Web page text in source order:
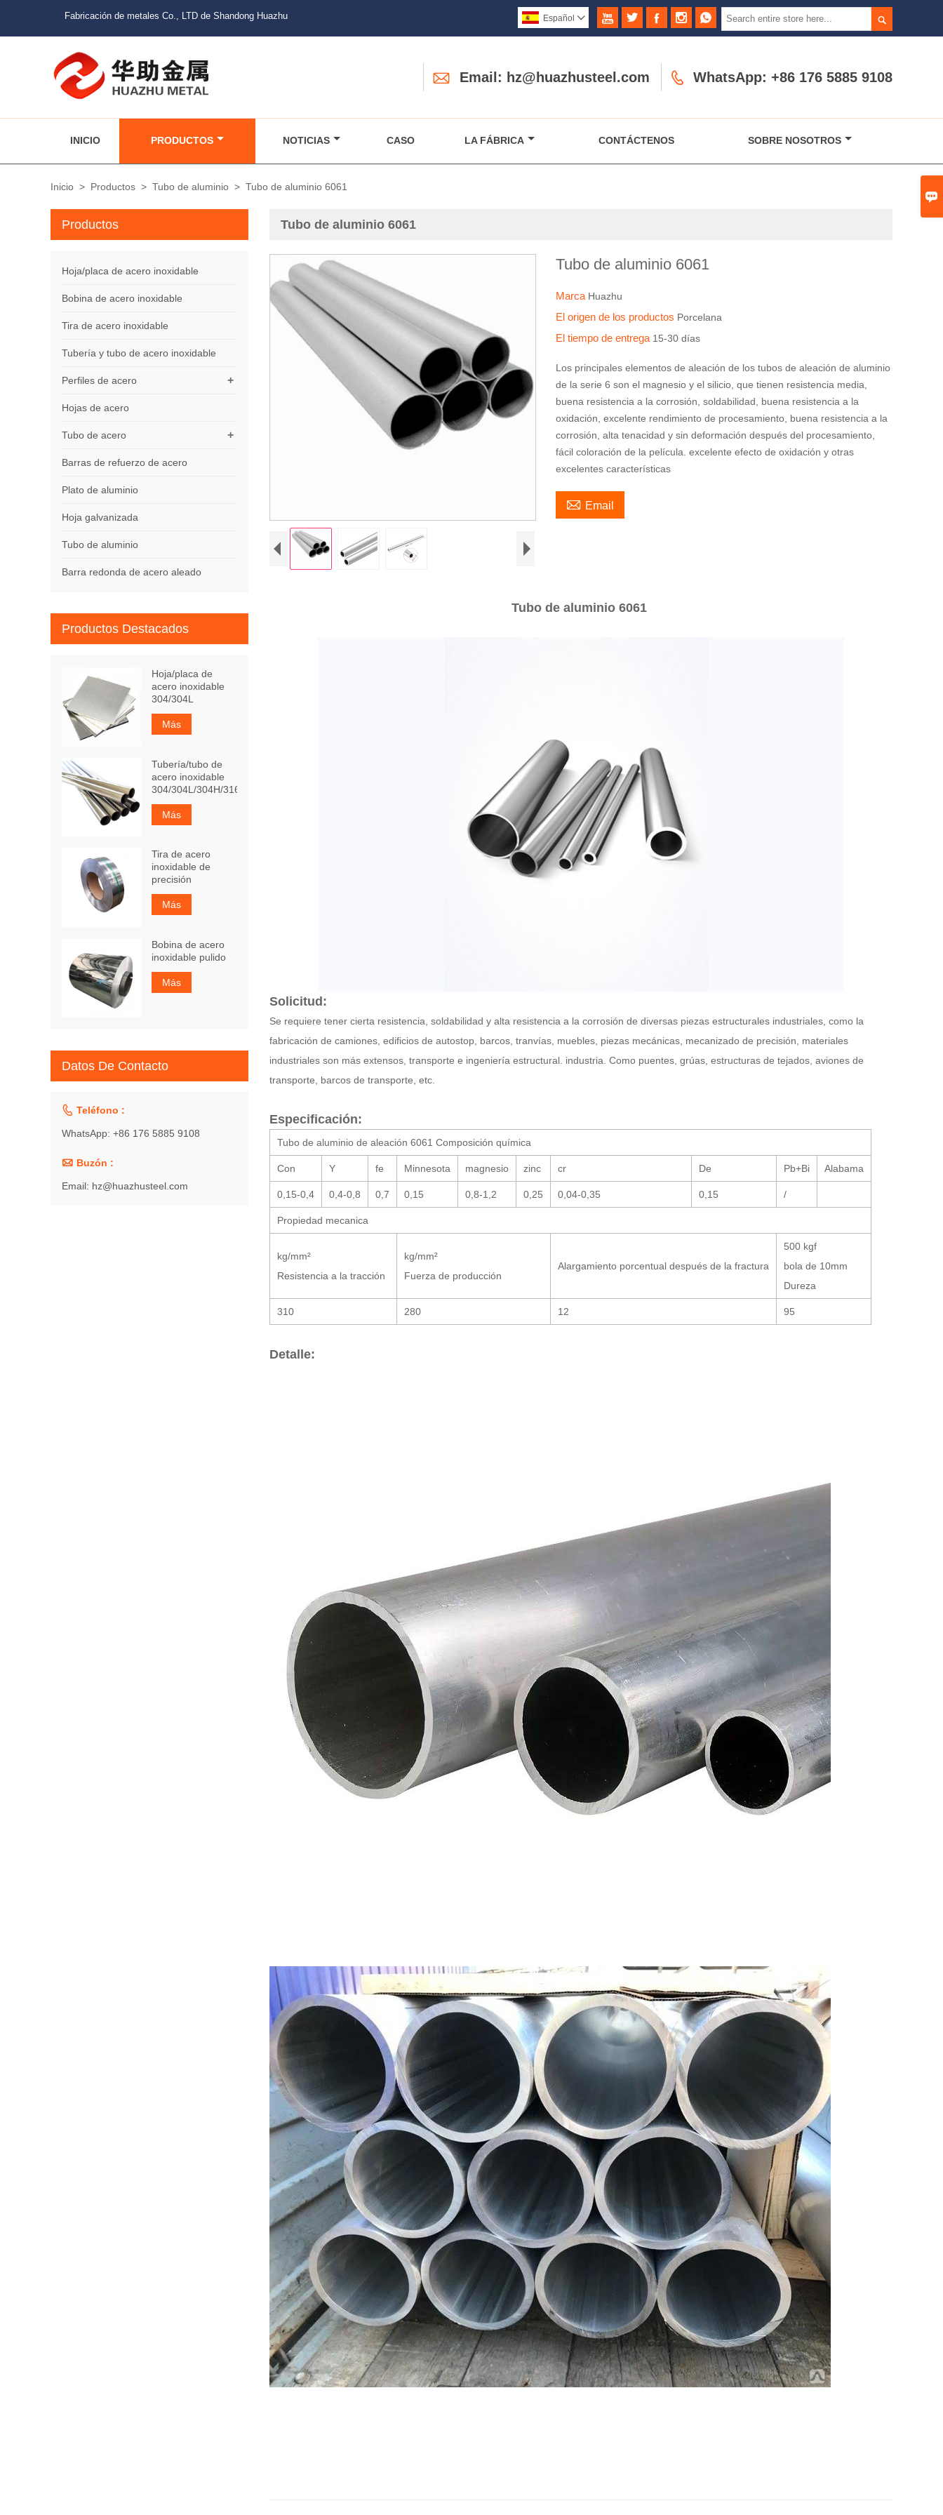

Fabricación de metales Co., LTD de Shandong Huazhu 
    
Español 
 Email: hz@huazhusteel.com  WhatsApp: +86 176 5885 9108
INICIO PRODUCTOS NOTICIAS CASO LA FÁBRICA CONTÁCTENOS SOBRE NOSOTROS
Inicio > Productos > Tubo de aluminio > Tubo de aluminio 6061
Tubo de aluminio 6061
Tubo de aluminio 6061
Marca Huazhu
El origen de los productos Porcelana
El tiempo de entrega 15-30 días
Los principales elementos de aleación de los tubos de aleación de aluminio
de la serie 6 son el magnesio y el silicio, que tienen resistencia media,
buena resistencia a la corrosión, soldabilidad, buena resistencia a la
oxidación, excelente rendimiento de procesamiento, buena resistencia a la
corrosión, alta tenacidad y sin deformación después del procesamiento,
fácil coloración de la película. excelente efecto de oxidación y otras
excelentes características
 Email
Tubo de aluminio 6061
Solicitud:
Se requiere tener cierta resistencia, soldabilidad y alta resistencia a la corrosión de diversas piezas estructurales industriales, como la
fabricación de camiones, edificios de autostop, barcos, tranvías, muebles, piezas mecánicas, mecanizado de precisión, materiales
industriales son más extensos, transporte e ingeniería estructural. industria. Como puentes, grúas, estructuras de tejados, aviones de
transporte, barcos de transporte, etc.
Especificación:
Tubo de aluminio de aleación 6061 Composición química
Con Y fe Minnesota magnesio zinc cr De Pb+Bi Alabama
0,15-0,4 0,4-0,8 0,7 0,15 0,8-1,2 0,25 0,04-0,35 0,15 /
Propiedad mecanica
kg/mm²
Resistencia a la tracción
kg/mm²
Fuerza de producción
Alargamiento porcentual después de la fractura
500 kgf
bola de 10mm
Dureza
310 280 12 95
Detalle:
Productos
Hoja/placa de acero inoxidable
Bobina de acero inoxidable
Tira de acero inoxidable
Tubería y tubo de acero inoxidable
+
Perfiles de acero
Hojas de acero
+
Tubo de acero
Barras de refuerzo de acero
Plato de aluminio
Hoja galvanizada
Tubo de aluminio
Barra redonda de acero aleado
Productos Destacados
Hoja/placa de
acero inoxidable
304/304L
Más
Tubería/tubo de
acero inoxidable
304/304L/304H/316Ti
Más
Tira de acero
inoxidable de
precisión
Más
Bobina de acero
inoxidable pulido
Más
Datos De Contacto
 Teléfono :
WhatsApp: +86 176 5885 9108
 Buzón :
Email: hz@huazhusteel.com